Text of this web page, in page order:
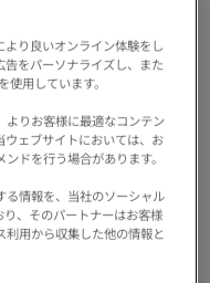
レーショップ「ザ・
プ」のオーナー。カ
全国のカツカレー
り良いオンライン体験をし
告をパーソナライズし、また
用しています。
よりお客様に最適なコンテン
ウェブサイトにおいては、お
ドを行う場合があります。
る情報を、当社のソーシャル
、そのパートナーはお客様
利用から収集した他の情報と